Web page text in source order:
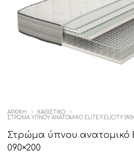
ΑΡΧΙΚΉ
ΚΑΘΙΣΤΙΚΟ
ΣΤΡΏΜΑ ΎΠΝΟΥ ΑΝΑΤΟΜΙΚΌ ELITE FELICITY
Στρώμα ύπνου ανατομικό
090×200